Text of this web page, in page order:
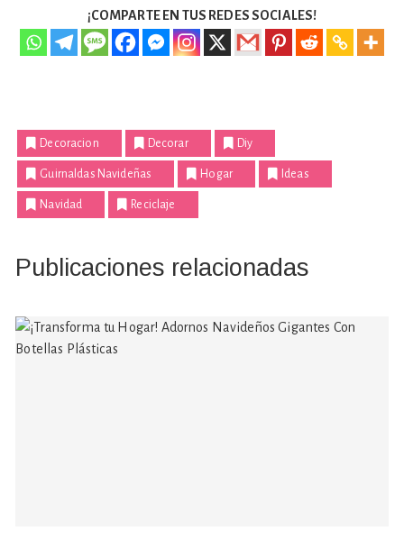
¡COMPARTE EN TUS REDES SOCIALES!
Decoracion Decorar Diy
Guirnaldas Navideñas Hogar Ideas
Navidad Reciclaje
Publicaciones relacionadas